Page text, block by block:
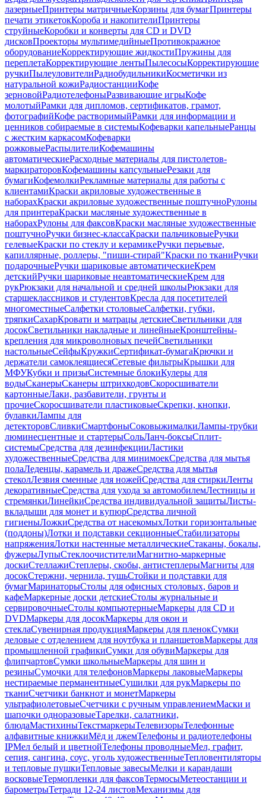
лазерныеПринтеры матричныеКорзины для бумагПринтеры
печати этикетокКороба и накопителиПринтеры
струйныеКоробки и конверты для CD и DVD
дисковПроекторы мультимедийныеПротивокражное
оборудованиеКорректирующие жидкостиПружины для
переплетаКорректирующие лентыПылесосыКорректирующие
ручкиПылеуловителиРадиобудильникиКосметички из
натуральной кожиРадиостанцииКофе
зерновойРадиотелефоныРазвивающие игрыКофе
молотыйРамки для дипломов, сертификатов, грамот,
фотографийКофе растворимыйРамки для информации и
ценников собираемые в системыКофеварки капельныеРанцы
с жестким каркасомКофеварки
рожковыеРаспылителиКофемашины
автоматическиеРасходные материалы для пистолетов-
маркираторовКофемашины капсульныеРезаки для
бумагиКофемолкиРекламные материалы для работы с
клиентамиКраски акриловые художественные в
наборахКраски акриловые художественные поштучноРулоны
для принтераКраски масляные художественные в
наборахРулоны для факсовКраски масляные художественные
поштучноРучки бизнес-классаКраски пальчиковыеРучки
гелевыеКраски по стеклу и керамикеРучки перьевые,
капиллярные, роллеры, "пиши-стирай"Краски по тканиРучки
подарочныеРучки шариковые автоматическиеКрем
детскийРучки шариковые неавтоматическиеКрем для
рукРюкзаки для начальной и средней школыРюкзаки для
старшеклассников и студентовКресла для посетителей
многоместныеСалфетки столовыеСалфетки, губки,
тряпкиСахарКровати и матрацы детскиеСветильники для
досокСветильники накладные и линейныеКронштейны-
крепления для микроволновых печейСветильники
настольныеСейфыКружкиСертификат-бумагаКрючки и
держатели самоклеящиесяСетевые фильтрыКрышки для
МФУКубки и призыСистемные блокиКулеры для
водыСканерыСканеры штрихкодовСкоросшиватели
картонныеЛаки, разбавители, грунты и
прочиеСкоросшиватели пластиковыеСкрепки, кнопки,
булавкиЛампы для
детекторовСливкиСмартфоныСоковыжималкиЛампы-трубки
люминесцентные и стартерыСольЛанч-боксыСплит-
системыСредства для дезинфекцииЛастики
художественныеСредства для минимоекСредства для мытья
полаЛеденцы, карамель и дражеСредства для мытья
стеколЛезвия сменные для ножейСредства для стиркиЛенты
декоративныеСредства для ухода за автомобилемЛестницы и
стремянкиЛинейкиСредства индивидуальной защитыЛисты-
вкладыши для монет и купюрСредства личной
гигиеныЛожкиСредства от насекомыхЛотки горизонтальные
(поддоны)Лотки и подставки секционныеСтабилизаторы
напряженияЛотки настенные металлическиеСтаканы, бокалы,
фужерыЛупыСтеклоочистителиМагнитно-маркерные
доскиСтеллажиСтеплеры, скобы, антистеплерыМагниты для
досокСтержни, чернила, тушьСтойки и подставки для
бумагМаринаторыСтолы для офисных столовых, баров и
кафеМаркерные доски детскиеСтолы журнальные и
сервировочныеСтолы компьютерныеМаркеры для CD и
DVDМаркеры для досокМаркеры для окон и
стеклаСувенирная продукцияМаркеры для пленокСумки
деловые с отделением для ноутбука и планшетовМаркеры для
промышленной графикиСумки для обувиМаркеры для
флипчартовСумки школьныеМаркеры для шин и
резиныСумочки для телефоновМаркеры лаковыеМаркеры
нестираемые перманентныеСушилки для рукМаркеры по
тканиСчетчики банкнот и монетМаркеры
ультрафиолетовыеСчетчики с ручным управлениемМаски и
шапочки одноразовыеТарелки, салатники,
блюдаМастихиныТекстмаркерыТелевизорыТелефонные
алфавитные книжкиМёд и джемТелефоны и радиотелефоны
IPМел белый и цветнойТелефоны проводныеМел, графит,
сепия, сангина, соус, уголь художественныеТепловентиляторы
и тепловые пушкиТепловые завесыМелки и карандаши
восковыеТермопленки для факсовТермосыМетеостанции и
барометрыТетради 12-24 листовМеханизмы для